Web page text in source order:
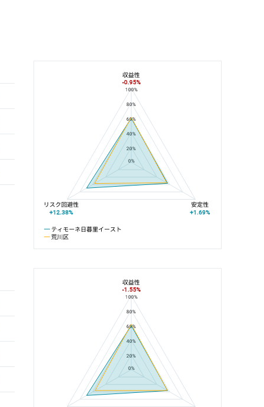
ティモーネ日暮里イーストと荒川区の平均値の総合評価の比較
100%
80%
60%
40%
20%
0%
ティモーネ日暮里イースト
荒川区
収益性
-0.95%
リスク回避性
+12.38%
安定性
+1.69%
ティモーネ日暮里イーストと東日暮里の平均値の総合評価の比較
100%
80%
60%
40%
20%
0%
収益性
-1.55%